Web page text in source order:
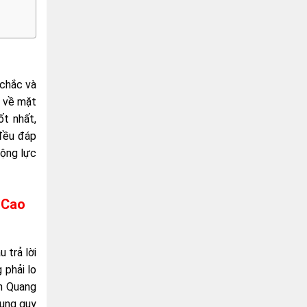
và
về mặt
nhất,
đáp
lực
trả lời
phải lo
Quang
quy